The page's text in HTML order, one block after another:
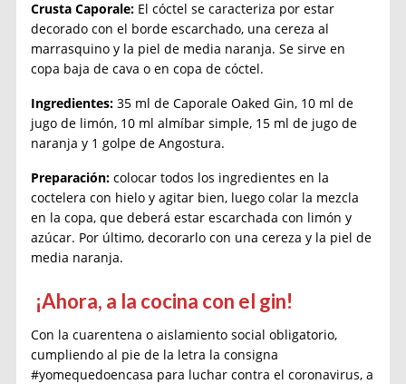
Crusta Caporale: El cóctel se caracteriza por estar
decorado con el borde escarchado, una cereza al
marrasquino y la piel de media naranja. Se sirve en
copa baja de cava o en copa de cóctel.
Ingredientes: 35 ml de Caporale Oaked Gin, 10 ml de
jugo de limón, 10 ml almíbar simple, 15 ml de jugo de
naranja y 1 golpe de Angostura.
Preparación: colocar todos los ingredientes en la
coctelera con hielo y agitar bien, luego colar la mezcla
en la copa, que deberá estar escarchada con limón y
azúcar. Por último, decorarlo con una cereza y la piel de
media naranja.
¡Ahora, a la cocina con el gin!
Con la cuarentena o aislamiento social obligatorio,
cumpliendo al pie de la letra la consigna
#yomequedoencasa para luchar contra el coronavirus, a